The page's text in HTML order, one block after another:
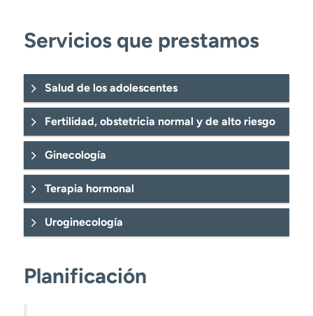
Servicios que prestamos
Salud de los adolescentes
Pruebas de infecciones de transmisión sexual
Fertilidad, obstetricia normal y de alto riesgo
(tubárico)
Diabetes gestacional.
de la infertilidad
Mastitis.
Preeclampsia (síndrome de HELLP).
Ginecología
quistes
Terapia hormonal
Uroginecología
Planificación